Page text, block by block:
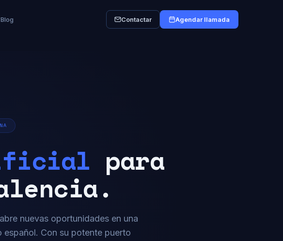
Blog Contactar Agendar llamada
para
abre nuevas oportunidades en una
Con su potente puerto